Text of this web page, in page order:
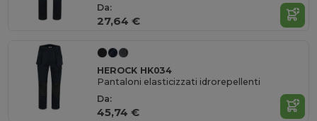
Da:
27,64 €
HEROCK HK034
Pantaloni elasticizzati idrorepellenti
Da:
45,74 €